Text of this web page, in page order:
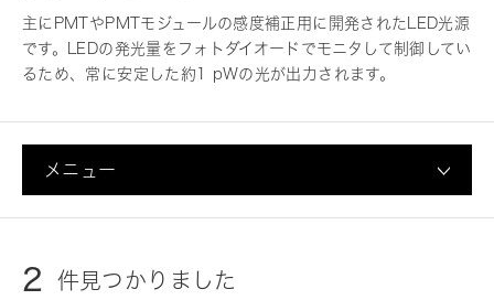
主にPMTやPMTモジュールの感度補正用に開発されたLED光源
です。LEDの発光量をフォトダイオードでモニタして制御してい
るため、常に安定した約1 pWの光が出力されます。
メニュー
2 件見つかりました